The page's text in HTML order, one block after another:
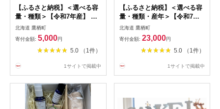
【ふるさと納税】＜選べる容
量・種類＞【令和7年産】 ゆ
めぴりか 1kg×1袋 / 2kg×1袋
/ 5kg×1袋 / 10kg×1袋 / 計
20kg（10kg×2袋） 精白米 /
無洗米 / 玄米 たかすのお米
ブランド米 北海道 鷹栖町 送
北海道 鷹栖町
寄付金額: 5,000円
5.0 （1件）
1サイトで掲載中
【ふるさと納税】＜選べる容
量・種類・産年＞【令和7年
産 / 令和8年産】 ゆめぴりか
精白米 / 無洗米 計
8kg（2kg×4袋） / 計
16kg（2kg×8袋） 真空パック
タロファーム 特Aランク 特A
料
北海道 鷹栖町
寄付金額: 23,000円
5.0 （1件）
1サイトで掲載中